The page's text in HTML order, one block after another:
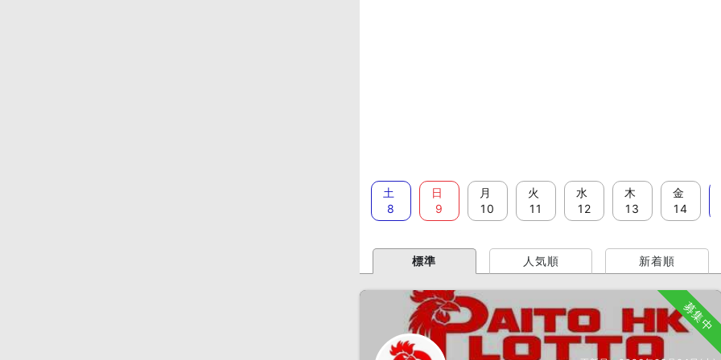
土
8
日
9
月
10
火
11
水
12
木
13
金
14
標準 人気順 新着順
募集中